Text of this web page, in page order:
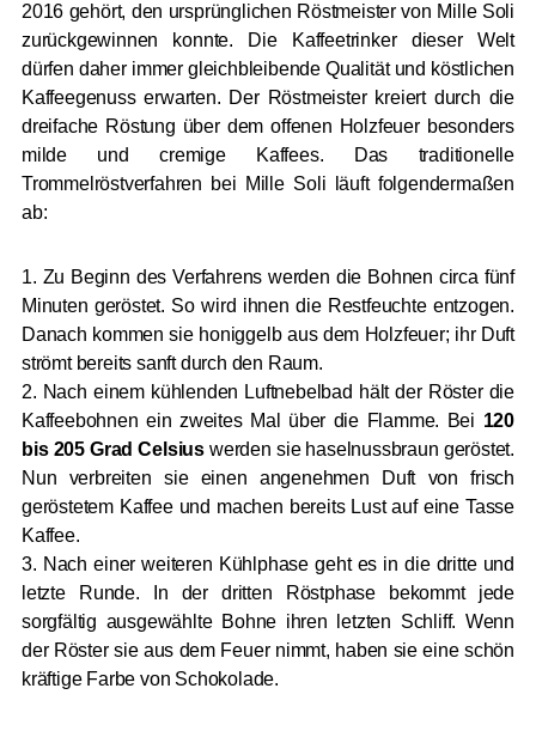
2016 gehört, den ursprünglichen Röstmeister von Mille Soli
zurückgewinnen konnte. Die Kaffeetrinker dieser Welt
dürfen daher immer gleichbleibende Qualität und köstlichen
Kaffeegenuss erwarten. Der Röstmeister kreiert durch die
dreifache Röstung über dem offenen Holzfeuer besonders
milde und cremige Kaffees. Das traditionelle
Trommelröstverfahren bei Mille Soli läuft folgendermaßen
ab:
1. Zu Beginn des Verfahrens werden die Bohnen circa fünf
Minuten geröstet. So wird ihnen die Restfeuchte entzogen.
Danach kommen sie honiggelb aus dem Holzfeuer; ihr Duft
strömt bereits sanft durch den Raum.
2. Nach einem kühlenden Luftnebelbad hält der Röster die
Kaffeebohnen ein zweites Mal über die Flamme. Bei 120
bis 205 Grad Celsiuswerden sie haselnussbraun geröstet.
Nun verbreiten sie einen angenehmen Duft von frisch
geröstetem Kaffee und machen bereits Lust auf eine Tasse
Kaffee.
3. Nach einer weiteren Kühlphase geht es in die dritte und
letzte Runde. In der dritten Röstphase bekommt jede
sorgfältig ausgewählte Bohne ihren letzten Schliff. Wenn
der Röster sie aus dem Feuer nimmt, haben sie eine schön
kräftige Farbe von Schokolade.